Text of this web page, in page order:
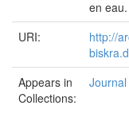
en eau.
URI:
http://
Appears in
Collections: